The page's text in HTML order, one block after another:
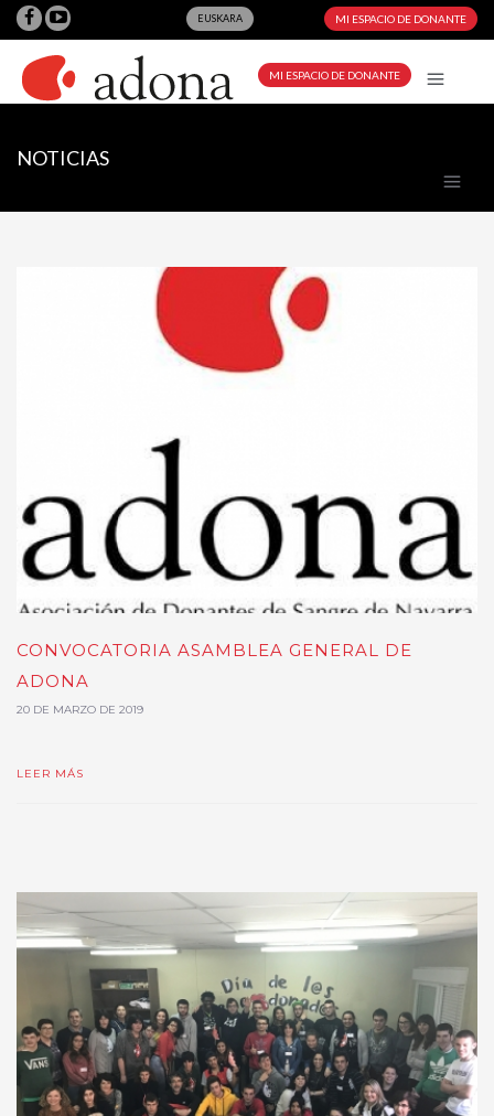
EUSKARA MI ESPACIO DE DONANTE
MI ESPACIO DE DONANTE
NOTICIAS
CONVOCATORIA ASAMBLEA GENERAL DE
ADONA
20 DE MARZO DE 2019
LEER MÁS